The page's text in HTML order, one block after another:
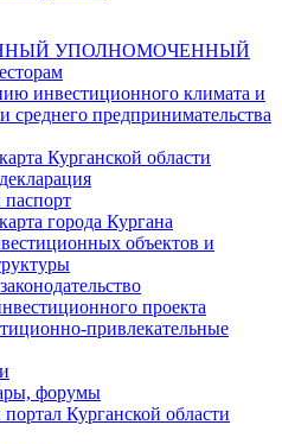
УПОЛНОМОЧЕННЫЙ
инвестиционного климата и
среднего предпринимательства
Курганской области
города Кургана
объектов и
проекта
привлекательные
форумы
Курганской области